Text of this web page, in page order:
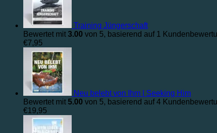
Training Jüngerschaft
Bewertet mit 3.00 von 5, basierend auf 1
€7,95
Neu belebt von Ihm | Seeking Him
Bewertet mit 5.00 von 5, basierend auf4
€19,95